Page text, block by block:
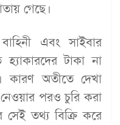
গেছে।
এবং সাইবার
হ্যাকারদের টাকা না
কারণ অতীতে দেখা
পরও চুরি করা
তথ্য বিক্রি করে